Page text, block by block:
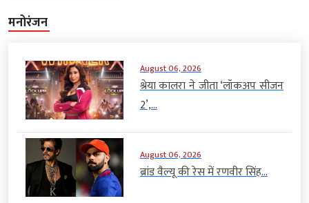
मनोरंजन
August 06, 2026
श्रेया कालरा ने जीता ‘लॉकअप सीजन
2’,...
August 06, 2026
ब्रांड वैल्यू की रेस में रणवीर सिंह...